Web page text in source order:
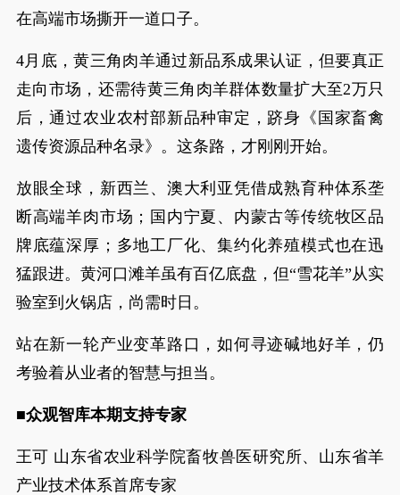
在高端市场撕开一道口子。
4月底，黄三角肉羊通过新品系成果认证，但要真正
走向市场，还需待黄三角肉羊群体数量扩大至2万只
后，通过农业农村部新品种审定，跻身《国家畜禽
遗传资源品种名录》。这条路，才刚刚开始。
放眼全球，新西兰、澳大利亚凭借成熟育种体系垄
断高端羊肉市场；国内宁夏、内蒙古等传统牧区品
牌底蕴深厚；多地工厂化、集约化养殖模式也在迅
猛跟进。黄河口滩羊虽有百亿底盘，但“雪花羊”从实
验室到火锅店，尚需时日。
站在新一轮产业变革路口，如何寻迹碱地好羊，仍
考验着从业者的智慧与担当。
■众观智库本期支持专家
王可 山东省农业科学院畜牧兽医研究所、山东省羊
产业技术体系首席专家